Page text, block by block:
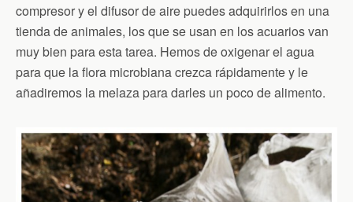
compresor y el difusor de aire puedes adquirirlos en una
tienda de animales, los que se usan en los acuarios van
muy bien para esta tarea. Hemos de oxigenar el agua
para que la flora microbiana crezca rápidamente y le
añadiremos la melaza para darles un poco de alimento.